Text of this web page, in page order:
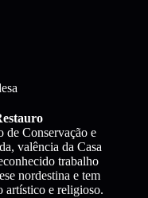
de Conservação e
valência da Casa
trabalho
nordestina e tem
artístico e religioso.